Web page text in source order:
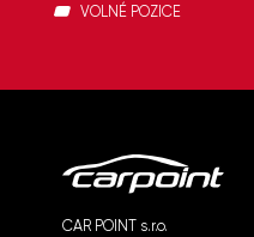
VOLNÉ POZICE
CAR POINT s.r.o.